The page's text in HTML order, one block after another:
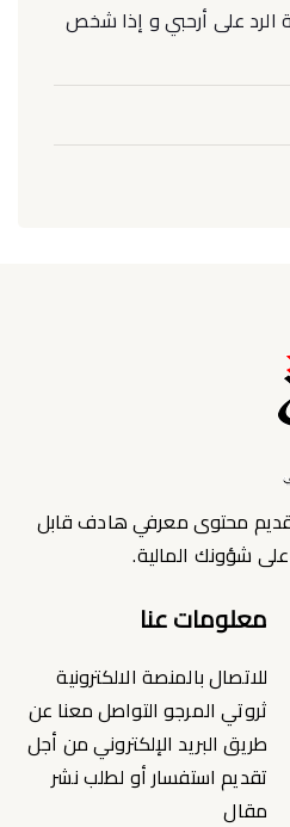
الرد على أرحبي و إذا شخص
محتوى معرفي هادف قابل
شؤونك المالية.
معلومات عنا
للاتصال بالمنصة الالكترونية
ثروتي المرجو التواصل معنا عن
طريق البريد الإلكتروني من أجل
تقديم استفسار أو لطلب نشر
مقال